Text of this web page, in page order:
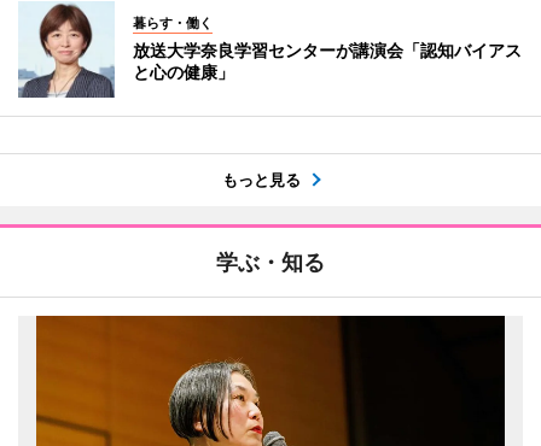
暮らす・働く
放送大学奈良学習センターが講演会「認知バイアス
と心の健康」
もっと見る
学ぶ・知る